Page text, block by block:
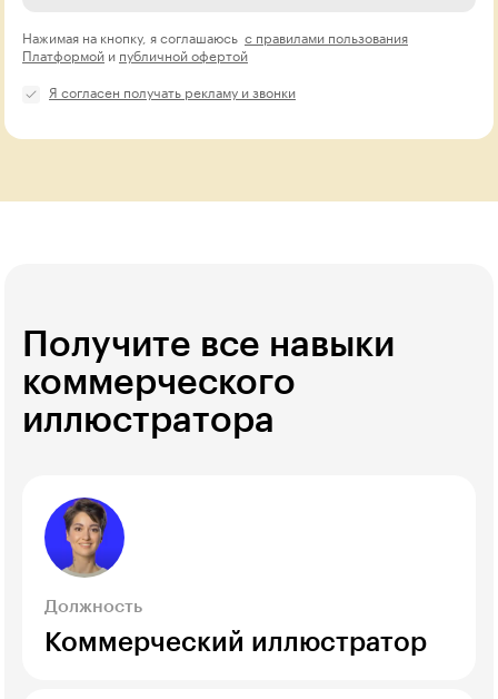
Нажимая на кнопку, я соглашаюсь с правилами пользования
Платформой и публичной офертой
Я согласен получать рекламу и звонки
Получите все навыки
коммерческого
иллюстратора
Должность
Коммерческий иллюстратор